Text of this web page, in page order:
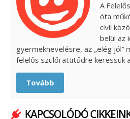
A
óta
civil
belül az
gyermeknevelésre, az „elég jól”
felelős szülői attitűdre keressük
Tovább
KAPCSOLÓDÓ